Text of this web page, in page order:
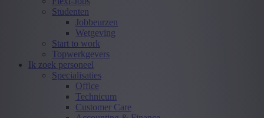
Studenten
Jobbeurzen
Wetgeving
Start to work
Topwerkgevers
Ik zoek personeel
Specialisaties
Office
Technicum
Customer Care